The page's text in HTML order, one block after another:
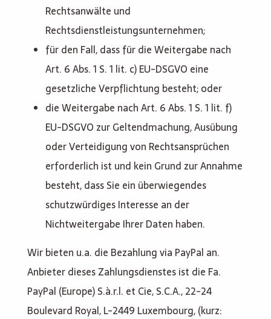
Rechtsanwälte und
Rechtsdienstleistungsunternehmen;
für den Fall, dass für die Weitergabe nach
Art. 6 Abs. 1 S. 1 lit. c) EU-DSGVO eine
gesetzliche Verpflichtung besteht; oder
die Weitergabe nach Art. 6 Abs. 1 S. 1 lit. f)
EU-DSGVO zur Geltendmachung, Ausübung
oder Verteidigung von Rechtsansprüchen
erforderlich ist und kein Grund zur Annahme
besteht, dass Sie ein überwiegendes
schutzwürdiges Interesse an der
Nichtweitergabe Ihrer Daten haben.
Wir bieten u.a. die Bezahlung via PayPal an.
Anbieter dieses Zahlungsdienstes ist die Fa.
PayPal (Europe) S.à.r.l. et Cie, S.C.A., 22-24
Boulevard Royal, L-2449 Luxembourg, (kurz: